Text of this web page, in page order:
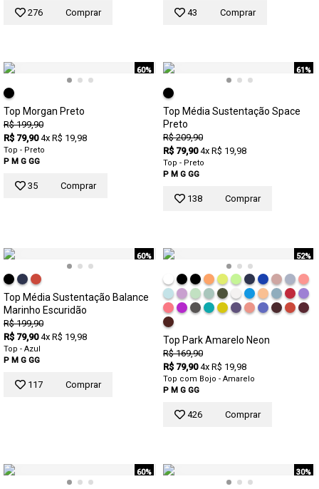
276 Comprar 43 Comprar
60%
Top Morgan Preto
R$ 199,90
R$ 79,90 4x R$ 19,98
Top - Preto
P M G GG
35 Comprar
61%
Top Média Sustentação Space
Preto
R$ 209,90
R$ 79,90 4x R$ 19,98
Top - Preto
P M G GG
138 Comprar
60%
Top Média Sustentação Balance
Marinho Escuridão
R$ 199,90
R$ 79,90 4x R$ 19,98
Top - Azul
P M G GG
117 Comprar
52%
Top Park Amarelo Neon
R$ 169,90
R$ 79,90 4x R$ 19,98
Top com Bojo - Amarelo
P M G GG
426 Comprar
60% 30%